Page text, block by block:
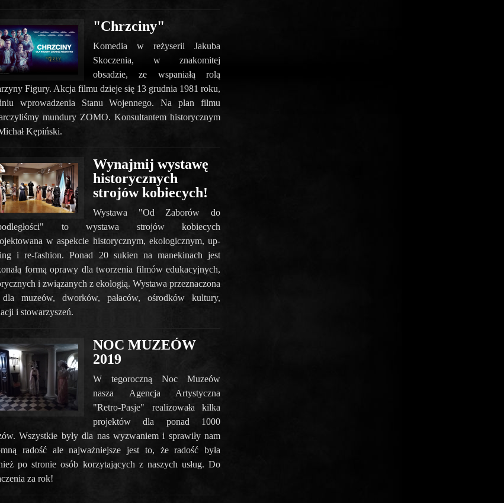
"Chrzciny"
Komedia w reżyserii Jakuba
Skoczenia, w znakomitej
obsadzie, ze wspaniałą rolą
Figury. Akcja filmu dzieje się 13 grudnia 1981 roku,
wprowadzenia Stanu Wojennego. Na plan filmu
mundury ZOMO. Konsultantem historycznym
Kępiński.
Wynajmij wystawę
historycznych
strojów kobiecych!
Wystawa "Od Zaborów do
to wystawa strojów kobiecych
w aspekcie historycznym, ekologicznym, up-
i re-fashion. Ponad 20 sukien na manekinach jest
formą oprawy dla tworzenia filmów edukacyjnych,
i związanych z ekologią. Wystawa przeznaczona
muzeów, dworków, pałaców, ośrodków kultury,
i stowarzyszeń.
NOC MUZEÓW
2019
W tegoroczną Noc Muzeów
nasza Agencja Artystyczna
"Retro-Pasje" realizowała kilka
projektów dla ponad 1000
Wszystkie były dla nas wyzwaniem i sprawiły nam
radość ale najważniejsze jest to, że radość była
po stronie osób korzytających z naszych usług. Do
za rok!